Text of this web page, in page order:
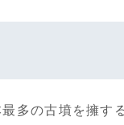
多の古墳を擁す